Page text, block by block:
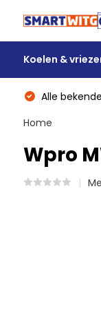
Koelen &
Alle
Home
Wpro